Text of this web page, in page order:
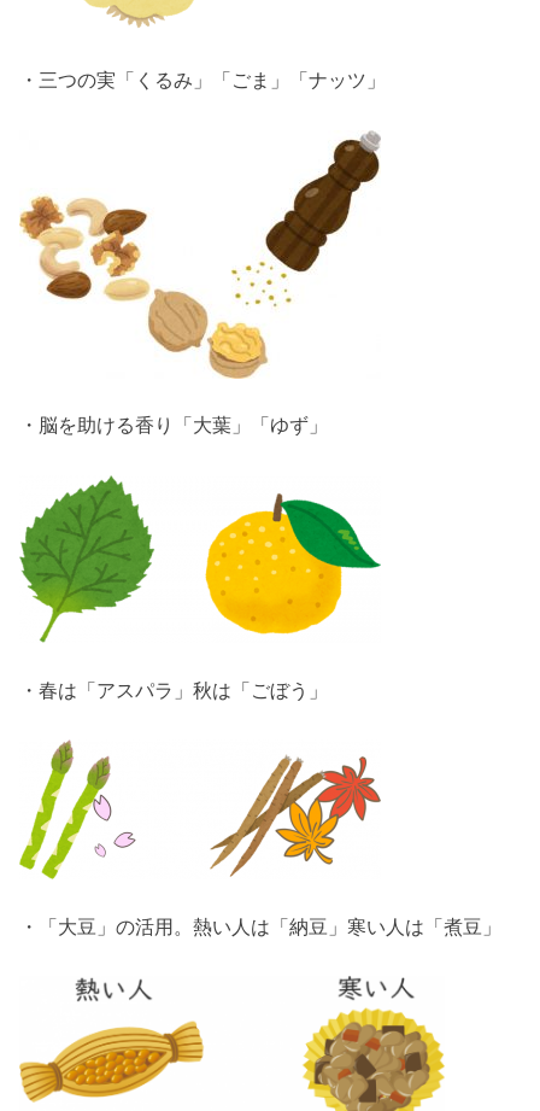
・三つの実「くるみ」「ごま」「ナッツ」
・脳を助ける香り「大葉」「ゆず」
・春は「アスパラ」秋は「ごぼう」
・「大豆」の活用。熱い人は「納豆」寒い人は「煮豆」